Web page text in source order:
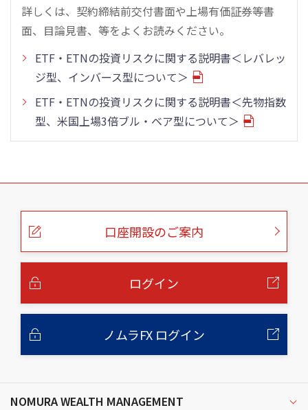
詳しくは、契約締結前交付書面や上場有価証券等書
面、目論見書、等をよくお読みください。
ETF・ETNの投資リスクに関する説明書＜レバレッ
ジ型、インバース型について＞
ETF・ETNの投資リスクに関する説明書＜先物指数
型、米国上場3倍ブル・ベア型について＞
こ
口座開設のご案内
ログイン
ノムラFX ログイン
NOMURA WEALTH MANAGEMENT